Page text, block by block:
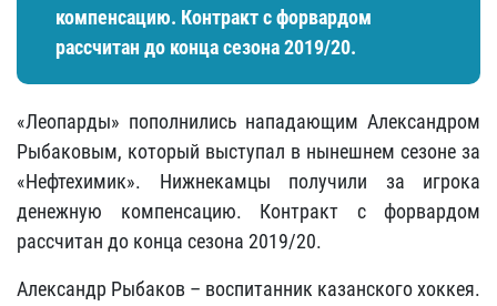
компенсацию. Контракт с форвардом
рассчитан до конца сезона 2019/20.
«Леопарды» пополнились нападающим Александром
Рыбаковым, который выступал в нынешнем сезоне за
«Нефтехимик». Нижнекамцы получили за игрока
денежную компенсацию. Контракт с форвардом
рассчитан до конца сезона 2019/20.
Александр Рыбаков – воспитанник казанского хоккея.